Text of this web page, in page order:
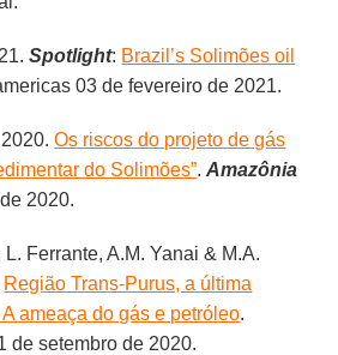
Spotlight: Brazil’s Solimões oil
03 de fevereiro de 2021.
2020.Os riscos do projeto de gás
do Solimões”.Amazônia
2020.
L. Ferrante, A.M. Yanai & M.A.
Região Trans-Purus, a última
ameaça do gás e petróleo.
de setembro de 2020.